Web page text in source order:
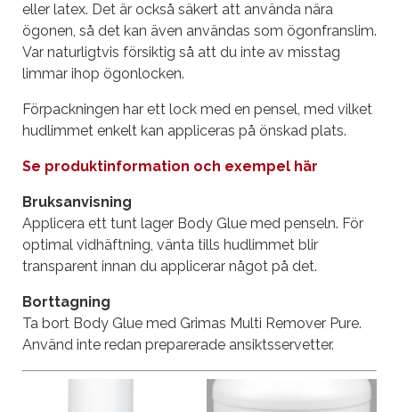
eller latex. Det är också säkert att använda nära
ögonen, så det kan även användas som ögonfranslim.
Var naturligtvis försiktig så att du inte av misstag
limmar ihop ögonlocken.
Förpackningen har ett lock med en pensel, med vilket
hudlimmet enkelt kan appliceras på önskad plats.
Se produktinformation och exempel här
Bruksanvisning
Applicera ett tunt lager Body Glue med penseln. För
optimal vidhäftning, vänta tills hudlimmet blir
transparent innan du applicerar något på det.
Borttagning
Ta bort Body Glue med Grimas Multi Remover Pure.
Använd inte redan preparerade ansiktsservetter.